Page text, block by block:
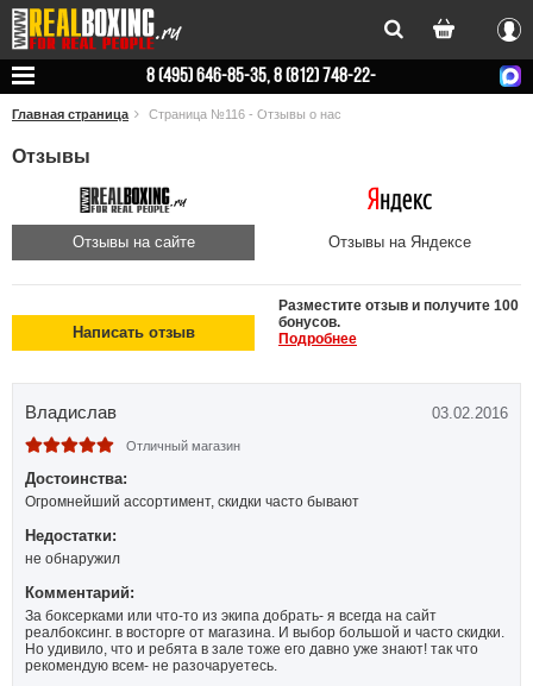
Вход
8 (495) 646-85-35, 8 (812) 748-22-
78
Главная страница Страница №116 - Отзывы о нас
Отзывы
Отзывы на сайте Отзывы на Яндексе
Написать отзыв
Разместите отзыв и получите 100
бонусов.
Подробнее
Владислав 03.02.2016
Отличный магазин
Достоинства:
Огромнейший ассортимент, скидки часто бывают
Недостатки:
не обнаружил
Комментарий:
За боксерками или что-то из экипа добрать- я всегда на сайт
реалбоксинг. в восторге от магазина. И выбор большой и часто скидки.
Но удивило, что и ребята в зале тоже его давно уже знают! так что
рекомендую всем- не разочаруетесь.